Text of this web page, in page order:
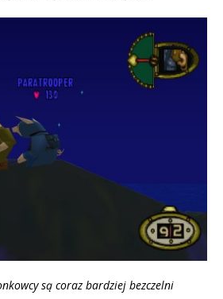
są coraz bardziej bezczelni